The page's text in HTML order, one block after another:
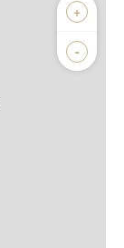
+
-
Biens vendus